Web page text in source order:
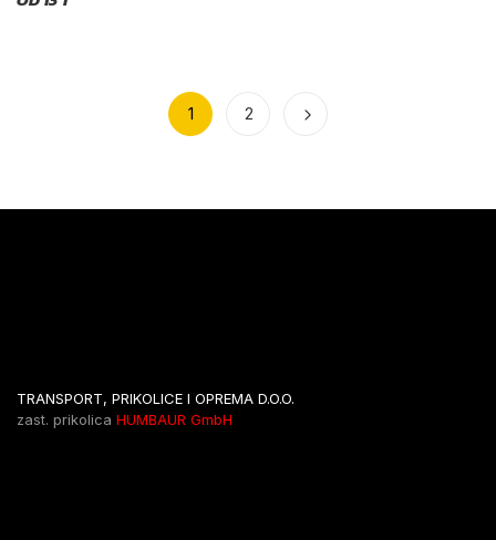
1 2
TRANSPORT, PRIKOLICE I OPREMA D.O.O.
zast. prikolica HUMBAUR GmbH